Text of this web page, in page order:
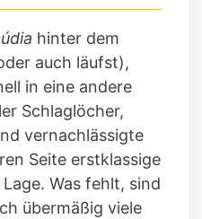
hinter dem
auch läufst),
in eine andere
Schlaglöcher,
vernachlässigte
Seite erstklassige
Was fehlt, sind
übermäßig viele